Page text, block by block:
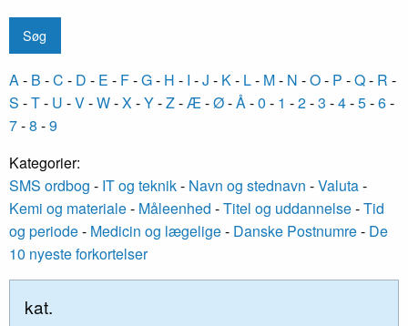
A- B -C - D - E - F-G- H - I -J - K- L- M- N -O- P -Q- R -
S -T- U -V-W-X-Y-Z-Æ-Ø-Å-0 - 1 -2-3 -4-5-6-
7-8 -9
Kategorier:
SMS ordbog - IT og teknik- Navn og stednavn -Valuta-
Kemi og materiale- Måleenhed -Titel og uddannelse-Tid
og periode- Medicin og lægelige- Danske Postnumre- De
10 nyeste forkortelser
kat.